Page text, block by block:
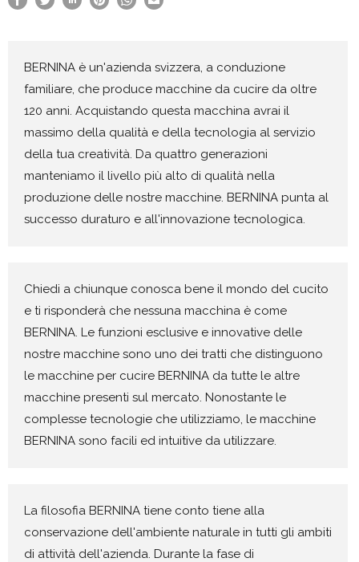
BERNINA è un'azienda svizzera, a conduzione
familiare, che produce macchine da cucire da oltre
120 anni. Acquistando questa macchina avrai il
massimo della qualità e della tecnologia al servizio
della tua creatività. Da quattro generazioni
manteniamo il livello più alto di qualità nella
produzione delle nostre macchine. BERNINA punta al
successo duraturo e all'innovazione tecnologica.
Chiedi a chiunque conosca bene il mondo del cucito
e ti risponderà che nessuna macchina è come
BERNINA. Le funzioni esclusive e innovative delle
nostre macchine sono uno dei tratti che distinguono
le macchine per cucire BERNINA da tutte le altre
macchine presenti sul mercato. Nonostante le
complesse tecnologie che utilizziamo, le macchine
BERNINA sono facili ed intuitive da utilizzare.
La filosofia BERNINA tiene conto tiene alla
conservazione dell'ambiente naturale in tutti gli ambiti
di attività dell'azienda. Durante la fase di